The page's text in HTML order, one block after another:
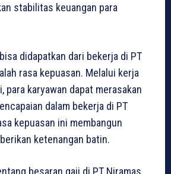
stabilitas keuangan para
didapatkan dari bekerja di PT
rasa kepuasan. Melalui kerja
para karyawan dapat merasakan
dalam bekerja di PT
kepuasan ini membangun
ketenangan batin.
besaran gaji di PT Niramas